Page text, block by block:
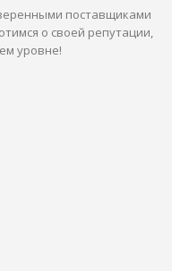
поставщиками
о своей репутации,
уровне!